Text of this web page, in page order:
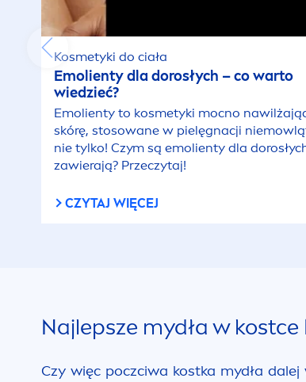
Kosmetyki do ciała
Emolienty dla dorosłych – co warto
wiedzieć?
Emolienty to kosmetyki mocno
skórę, stosowane w pielęgnacji
nie tylko! Czym są emolienty dla
zawierają? Przeczytaj!
CZYTAJ WIĘCEJ
Najlepsze mydła w kostce
Czy więc poczciwa kostka mydła